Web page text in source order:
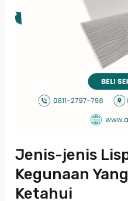
Jenis-jenis
Kegunaan
Ketahui